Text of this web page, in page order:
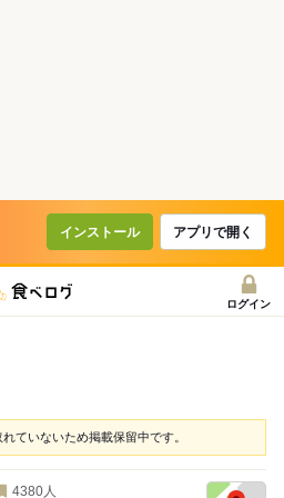
インストール アプリで開く
ログイン
ていないため掲載保留中です。
4380人